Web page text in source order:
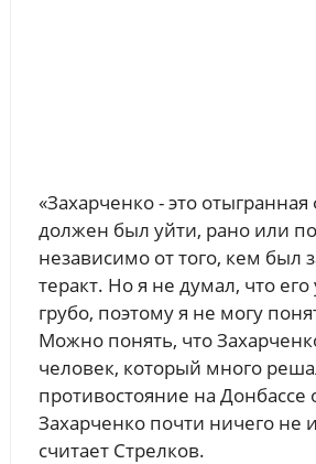
«Захарченко - это
должен был уйти, рано или
независимо от того, кем был
теракт. Но я не думал, что его
грубо, поэтому я не могу
Можно понять, что
человек, который много
противостояние на Донбассе
Захарченко почти ничего не
считает Стрелков.